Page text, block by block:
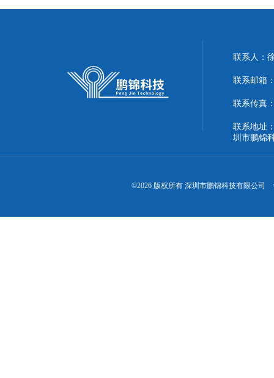
联系人：
联系邮箱
联系传真
联系地址
圳市鹏锦
©2026 版权所有 深圳市鹏锦科技有限公司